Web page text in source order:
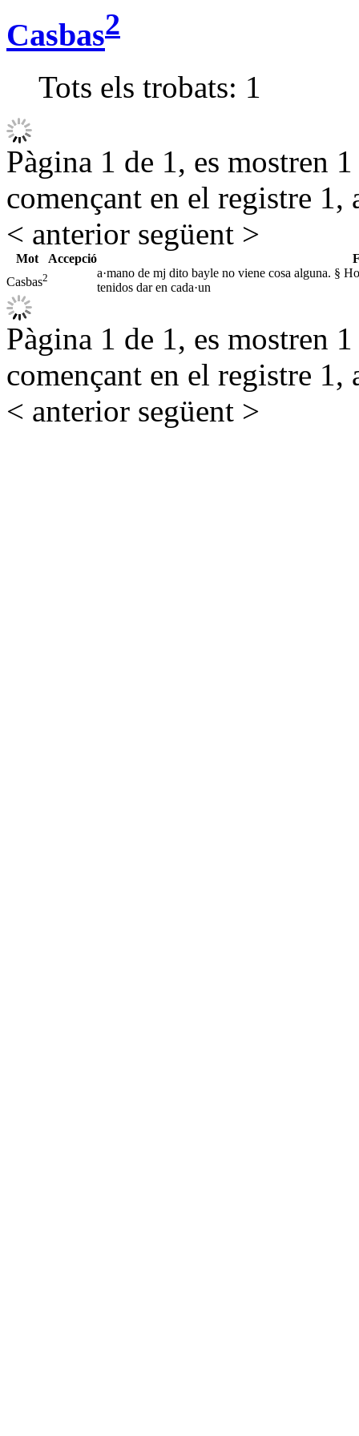
Casbas2
Tots els trobats: 1
Pàgina 1 de 1, es mostren
començant en el registre 1,
< anterior següent >
Mot Accepció
Casbas2
a·mano de mj dito bayle no viene cosa alguna. §
tenidos dar en cada·un
Pàgina 1 de 1, es mostren
començant en el registre 1,
< anterior següent >